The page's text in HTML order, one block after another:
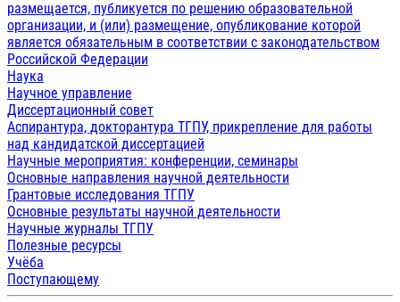
размещается, публикуется по решению образовательной
организации, и (или) размещение, опубликование которой
является обязательным в соответствии с законодательством
Российской Федерации
Наука
Научное управление
Диссертационный совет
Аспирантура, докторантура ТГПУ, прикрепление для работы
над кандидатской диссертацией
Научные мероприятия: конференции, семинары
Основные направления научной деятельности
Грантовые исследования ТГПУ
Основные результаты научной деятельности
Научные журналы ТГПУ
Полезные ресурсы
Учёба
Поступающему